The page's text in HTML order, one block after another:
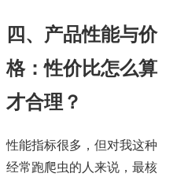
四、产品性能与价
格：性价比怎么算
才合理？
性能指标很多，但对我这种
经常跑爬虫的人来说，最核